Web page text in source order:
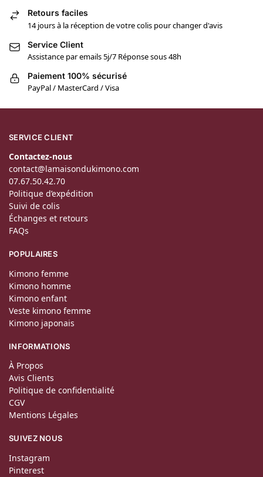
Retours faciles
14 jours à la réception de votre colis pour changer d'avis
Service Client
Assistance par emails 5j/7 Réponse sous 48h
Paiement 100% sécurisé
PayPal / MasterCard / Visa
SERVICE CLIENT
Contactez-nous
contact@lamaisondukimono.com
07.67.50.42.70
Politique d’expédition
Suivi de colis
Échanges et retours
FAQs
POPULAIRES
Kimono femme
Kimono homme
Kimono enfant
Veste kimono femme
Kimono japonais
INFORMATIONS
À Propos
Avis Clients
Politique de confidentialité
CGV
Mentions Légales
SUIVEZ NOUS
Instagram
Pinterest